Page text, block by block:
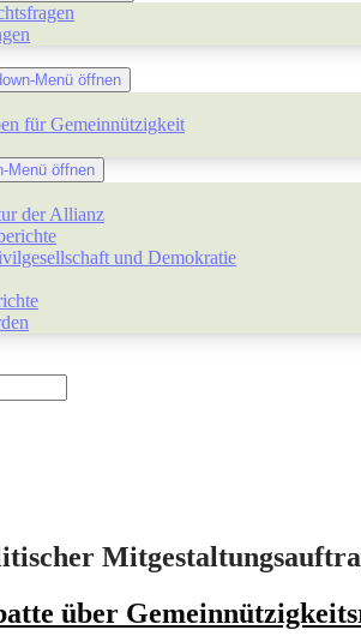
Menü öffnen
für Gemeinnützigkeit
Menü öffnen
der Allianz
und Demokratie
über